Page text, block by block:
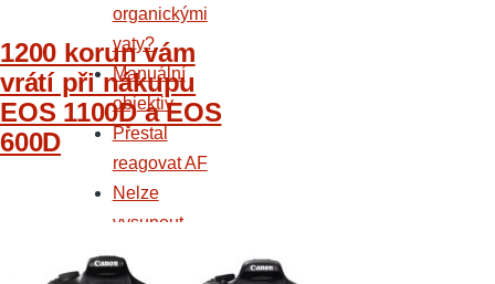
1200 korun vám
vrátí při nákupu
EOS 1100D a EOS
600D
organickými
vaty?
Manuální
objektiv
Přestal
reagovat AF
Nelze
vysunout
blesk